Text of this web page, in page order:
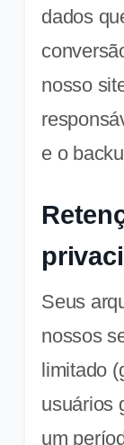
dados
nosso
e o
Seus
nossos
limitado
usuários
um